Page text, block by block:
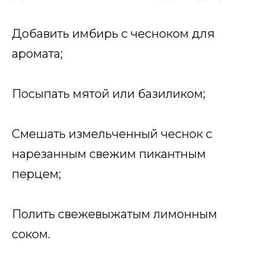
Добавить имбирь с чесноком для
аромата;
Посыпать мятой или базиликом;
Смешать измельченный чеснок с
нарезанным свежим пикантным
перцем;
Полить свежевыжатым лимонным
соком.